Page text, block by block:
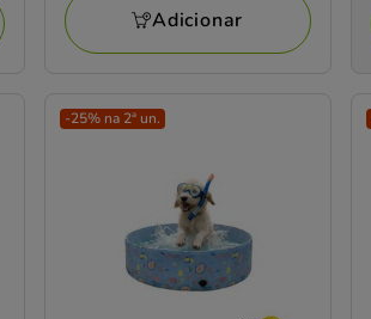
Adicionar
-25% na 2ª un.